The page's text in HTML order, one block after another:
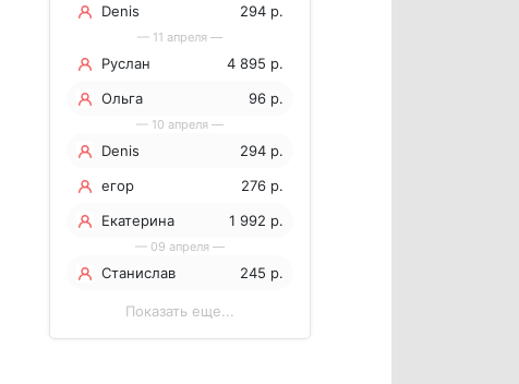
Denis
294 р.
— 11 апреля —
Руслан
4 895 р.
Ольга
96 р.
— 10 апреля —
Denis
294 р.
егор
276 р.
Екатерина
1 992 р.
— 09 апреля —
Станислав 245 р.
Показать еще...